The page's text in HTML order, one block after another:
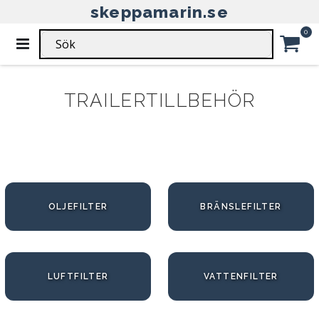
skeppamarin.se
Växla
Nav
0
MOTOR & TRAILERTILLBEHÖR FILTER
FILTER - MOTOR &
TRAILERTILLBEHÖR
OLJEFILTER BRÄNSLEFILTER
LUFTFILTER VATTENFILTER